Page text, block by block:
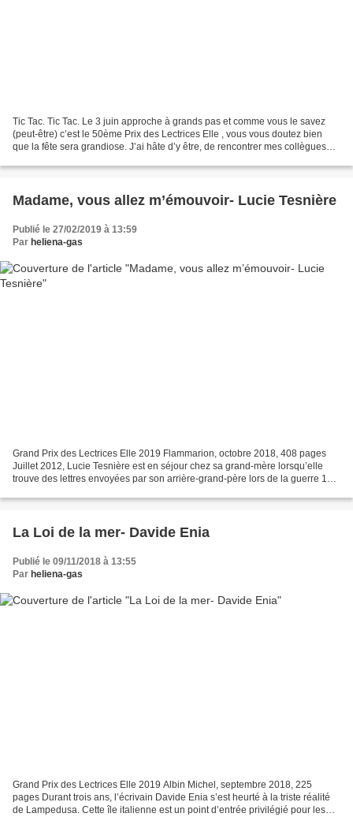
Tic Tac. Tic Tac. Le 3 juin approche à grands pas et comme vous le savez
(peut-être) c’est le 50ème Prix des Lectrices Elle , vous vous doutez bien
que la fête sera grandiose. J’ai hâte d’y être, de rencontrer mes collègues
Madame, vous allez m’émouvoir- Lucie Tesnière
Publié le 27/02/2019 à 13:59
Par heliena-gas
Grand Prix des Lectrices Elle 2019 Flammarion, octobre 2018, 408 pages
Juillet 2012, Lucie Tesnière est en séjour chez sa grand-mère lorsqu’elle
trouve des lettres envoyées par son arrière-grand-père lors de la guerre 14-
La Loi de la mer- Davide Enia
Publié le 09/11/2018 à 13:55
Par heliena-gas
Grand Prix des Lectrices Elle 2019 Albin Michel, septembre 2018, 225
pages Durant trois ans, l’écrivain Davide Enia s’est heurté à la triste réalité
de Lampedusa. Cette île italienne est un point d’entrée privilégié pour les